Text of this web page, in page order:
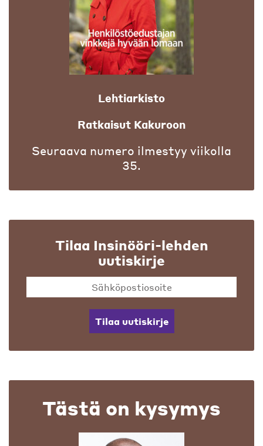
Lehtiarkisto
Ratkaisut Kakuroon
Seuraava numero ilmestyy viikolla
35.
Tilaa Insinööri-lehden
uutiskirje
Tilaa uutiskirje
Tästä on kysymys